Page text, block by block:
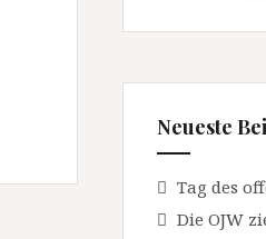
Neueste
Tag des
Die OJW